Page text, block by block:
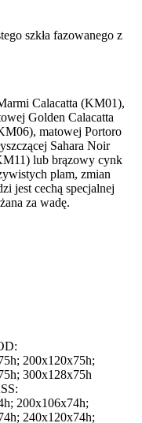
szkła fazowanego z
Calacatta (KM01),
Golden Calacatta
matowej Portoro
Sahara Noir
lub brązowy cynk
plam, zmian
jest cechą specjalnej
za wadę.
200x120x75h;
300x128x75h
200x106x74h;
240x120x74h;